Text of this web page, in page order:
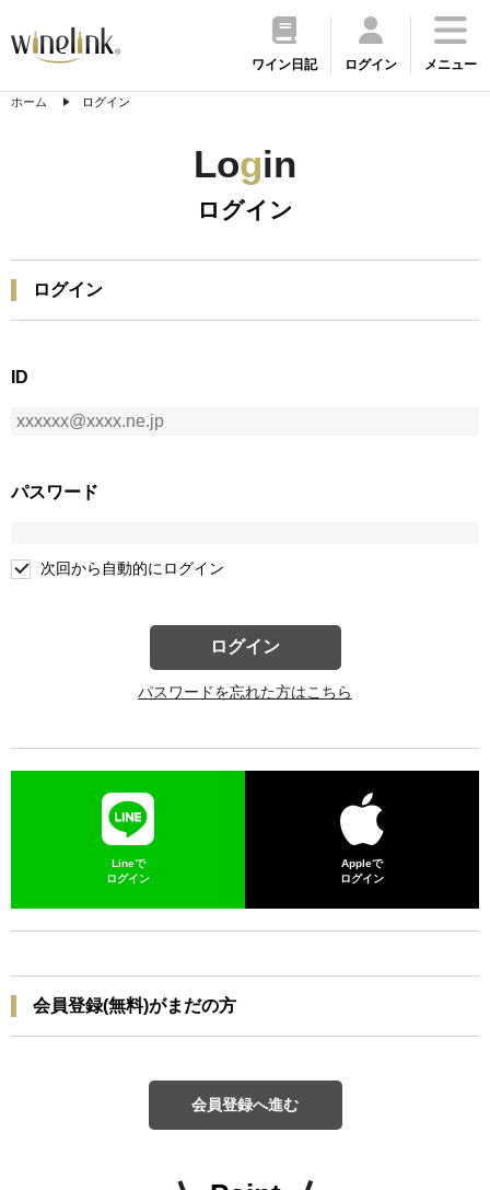
ワイン日記 ログイン メニュー
ホーム ログイン
Login
ログイン
ログイン
ID
パスワード
次回から自動的にログイン
ログイン
パスワードを忘れた方はこちら
Lineで
ログイン
Appleで
ログイン
会員登録(無料)がまだの方
会員登録へ進む